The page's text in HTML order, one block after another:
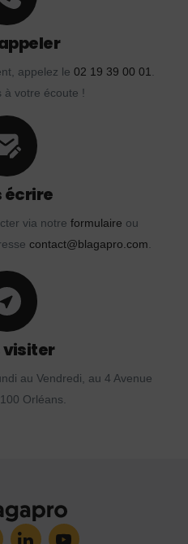
appelez le 02 19 39 00 01.
à votre écoute !
écrire
via notre formulaire ou
contact@blagapro.com.
visiter
au Vendredi, au 4 Avenue
Orléans.